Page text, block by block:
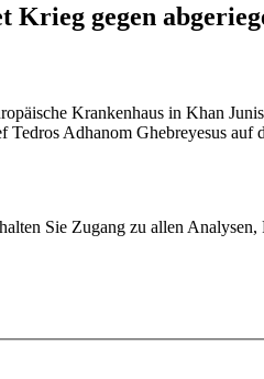
gegen
Krankenhaus in Khan
Tedros Adhanom Ghebreyesus
Sie Zugang zu allen Analysen,